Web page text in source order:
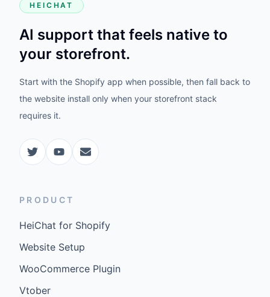
HEICHAT
AI support that feels native to
your storefront.
Start with the Shopify app when possible, then fall back to
the website install only when your storefront stack
requires it.
PRODUCT
HeiChat for Shopify
Website Setup
WooCommerce Plugin
Vtober